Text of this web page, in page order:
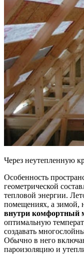
Через неутепленную
Особенность
геометрической
тепловой энергии.
помещениях, а зимой,
внутри комфортный
оптимальную
создавать
Обычно в него
пароизоляцию и